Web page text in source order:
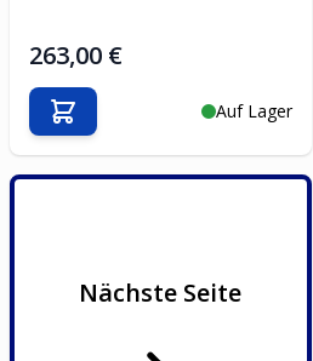
263,00 €
Auf Lager
In den Warenkorb
Nächste Seite